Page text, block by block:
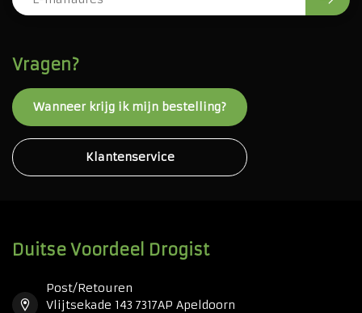
Vragen?
Wanneer krijg ik mijn bestelling?
Klantenservice
Duitse Voordeel Drogist
Post/Retouren
Vlijtsekade 143 7317AP Apeldoorn